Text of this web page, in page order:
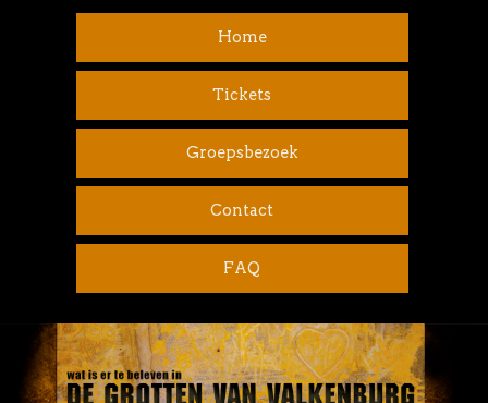
Home
Tickets
Groepsbezoek
Contact
FAQ